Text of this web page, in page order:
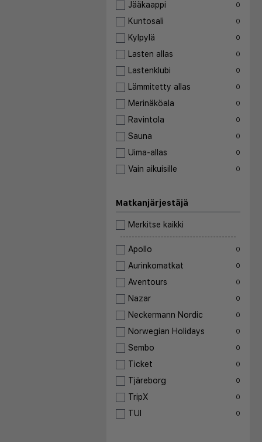
Jääkaappi 0
Kuntosali 0
Kylpylä 0
Lasten allas 0
Lastenklubi 0
Lämmitetty allas 0
Merinäköala 0
Ravintola 0
Sauna 0
Uima-allas 0
Vain aikuisille 0
Matkanjärjestäjä
Merkitse kaikki
Apollo 0
Aurinkomatkat 0
Aventours 0
Nazar 0
Neckermann Nordic 0
Norwegian Holidays 0
Sembo 0
Ticket 0
Tjäreborg 0
TripX 0
TUI 0